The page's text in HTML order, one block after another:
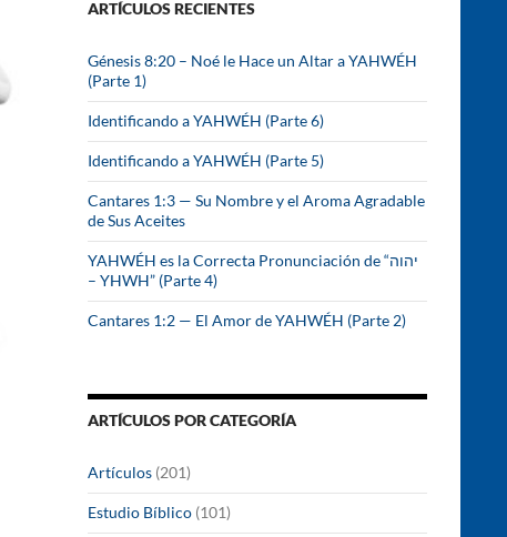
r
ARTÍCULOS RECIENTES
Génesis 8:20 – Noé le Hace un Altar a YAHWÉH
(Parte 1)
Identificando a YAHWÉH (Parte 6)
Identificando a YAHWÉH (Parte 5)
Cantares 1:3 — Su Nombre y el Aroma Agradable
de Sus Aceites
YAHWÉH es la Correcta Pronunciación de “יהוה
– YHWH” (Parte 4)
Cantares 1:2 — El Amor de YAHWÉH (Parte 2)
ARTÍCULOS POR CATEGORÍA
Artículos (201)
Estudio Bíblico (101)